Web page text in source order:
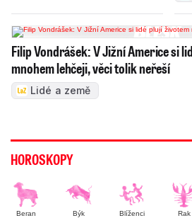
Filip Vondrášek: V Jižní Americe si
mnohem lehčeji, věci tolik neřeší
Lidé a země
HOROSKOPY
Beran Býk Blíženci Rak